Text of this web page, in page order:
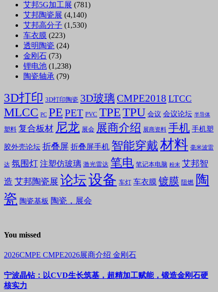
艾邦5G加工展 (781)
艾邦陶瓷展 (4,140)
艾邦高分子 (1,530)
车衣膜 (223)
透明陶瓷 (24)
金刚石 (73)
锂电池 (1,238)
陶瓷轴承 (79)
3D打印 3D打印陶瓷 3D玻璃 CMPE2018 LTCC
MLCC PC PE PET PVC TPETPU 会议 会议论坛 半导体
塑料 复合板材 尼龙 展会 展商介绍 展商资料 手机 手机塑
胶外壳论坛 折叠屏 折叠屏手机 智能穿戴材料 毫米波雷
达 氛围灯 注塑仿玻璃 激光雷达 笔电 笔记本电脑 粉末 艾邦智
造 艾邦陶瓷展 论坛设备 车灯 车衣膜 镀膜 阻燃 陶
瓷 陶瓷基板 陶瓷，展会
You missed
2026CMPE CMPE2026展商介绍 金刚石
宁波晶钻：以CVD生长筑基，超精加工赋能，锻造金刚石硬
核实力